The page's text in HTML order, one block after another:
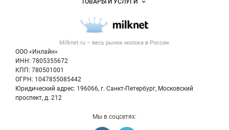
Milknet.ru – весь рынок молокав России.
ООО «Инлайн»
ИНН: 7805355672
КПП: 780501001
ОГРН: 1047855085442
Юридический адрес: 196066, г. Санкт-Петербург, Московский
проспект, д. 212
Размещение рекламы
Публичная оферта
Контактная информация
Политика обработки персональных данных
Новости рынка
ТОВАРЫ И УСЛУГИ
Молочная продукция
Вторичное сырье
Оборудование
Мы в соцсетях: